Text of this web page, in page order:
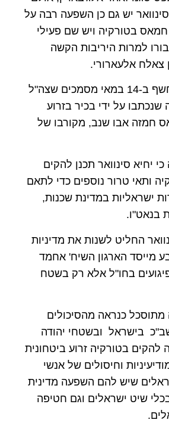
יש גם כן השפעה רבה על
בטורקיה ויש שם פעילי
למרות היריבות הקשה
צאלח אלעארורי.
העיתון "טיימס" חשף ב-14 במאי מסמכים שצה"ל
על ידי בכיר בזרוע
חמזה אבו שנב, מקורבו של
יחיא סינוואר תכנן להקים
ותאי טרור נוספים כדי לתאם
ישראליות במדינת שכנות,
בנאט"ו.
החליט לשנות את מדיניות
מייסד הארגון השיח' אחמד
פיגועים בחו"ל אלא רק בשטח
מתוסכל כנראה מהסיכולים
בישראל ובשטחי יהודה
להקים בטורקיה זרוע ביטחונית
וחיסולים של אנשי
שיש להם השפעה מדינית
שיט ישראלים וגם חטיפה